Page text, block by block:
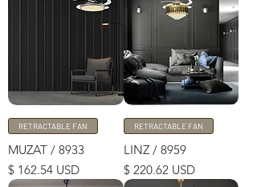
RETRACTABLE FAN
MUZAT / 8933
Price
$ 162.54 USD
RETRACTABLE FAN
LINZ / 8959
Price
$ 220.62 USD